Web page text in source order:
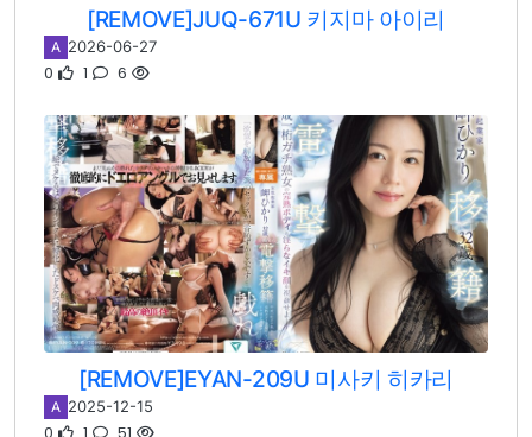
[REMOVE]JUQ-671U 키지마 아이리
A 2026-06-27
0 1 6
[REMOVE]EYAN-209U 미사키 히카리
A 2025-12-15